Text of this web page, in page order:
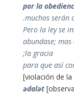
por la
muchos serán
.
Pero la ley se
abundase;
la gracia;
[violación de la
ədalət